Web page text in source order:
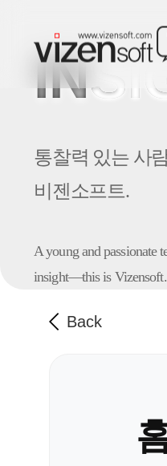
IN
통찰력 있는 사
비젠소프트.
A young and passionate
insight—this is Vizensoft.
Back